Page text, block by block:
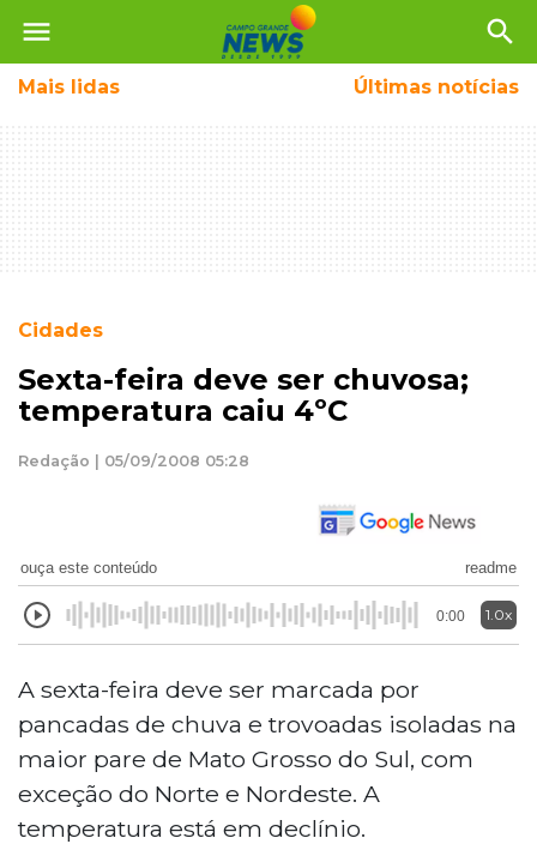
menu search
Mais lidas Últimas notícias
Cidades
Sexta-feira deve ser chuvosa;
temperatura caiu 4ºC
Redação | 05/09/2008 05:28
ouça este conteúdo readme
0:00 1.0x
A sexta-feira deve ser marcada por
pancadas de chuva e trovoadas isoladas na
maior pare de Mato Grosso do Sul, com
exceção do Norte e Nordeste. A
temperatura está em declínio.